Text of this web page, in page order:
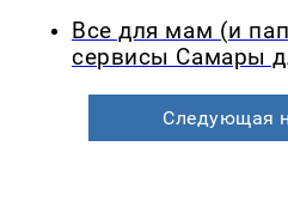
Все для мам (и
сервисы Самары
Следующая